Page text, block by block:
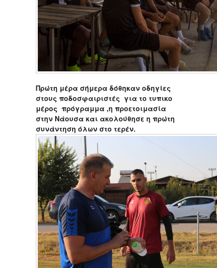
Πρώτη μέρα σήμερα δόθηκαν οδηγίες
στους ποδοσφαιριστές για το τυπικο
μέρος πρόγραμμα ,η προετοιμασία
στην Νάουσα και ακολούθησε η πρώτη
συνάντηση όλων στο τερέν.